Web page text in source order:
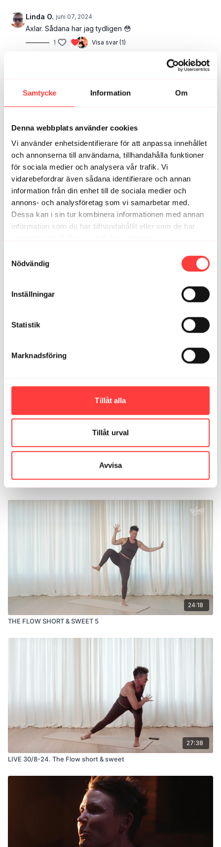
Samtycke Information Om
Denna webbplats använder cookies
Vi använder enhetsidentifierare för att anpassa innehållet
och annonserna till användarna, tillhandahålla funktioner
för sociala medier och analysera vår trafik. Vi
vidarebefordrar även sådana identifierare och annan
information från din enhet till de sociala medier och
annons- och analysföretag som vi samarbetar med.
Dessa kan i sin tur kombinera informationen med annan
information som du har tillhandahållit eller som de har
Nödvändig
Inställningar
Statistik
Marknadsföring
Tillåt alla
Tillåt urval
Avvisa
Linda O. juni 07, 2024
Axlar. Sådana har jag tydligen 😳
1 Visa svar (1)
1
älskar the flow!
1
Anderberg E. augusti 06, 2024
Riktigt bra pass! 💪😅
Kristina I. juli 25, 2024
Mycket bra💪🙏😃
24:18
THE FLOW SHORT & SWEET 5
27:38
LIVE 30/8-24. The Flow short & sweet